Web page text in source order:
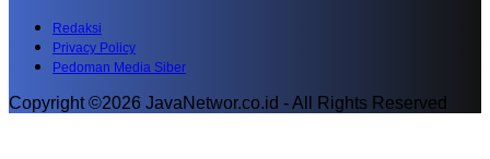
Redaksi
Privacy Policy
Pedoman Media Siber
Copyright ©2026 JavaNetwor.co.id - All Rights Reserved